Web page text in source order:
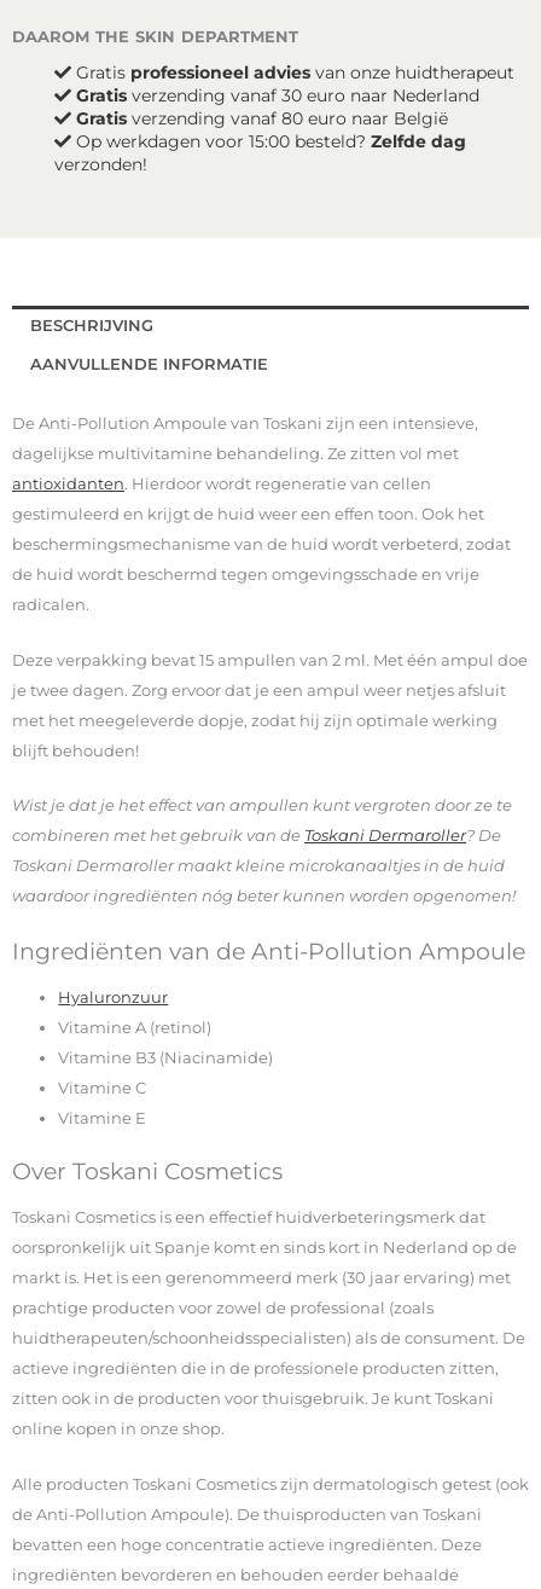
daarom the skin department
Gratis professioneel advies van onze huidtherapeut
Gratis verzending vanaf 30 euro naar Nederland
Gratis verzending vanaf 80 euro naar België
Op werkdagen voor 15:00 besteld? Zelfde dag
verzonden!
BESCHRIJVING
AANVULLENDE INFORMATIE
De Anti-Pollution Ampoule van Toskani zijn een intensieve,
dagelijkse multivitamine behandeling. Ze zitten vol met
antioxidanten. Hierdoor wordt regeneratie van cellen
gestimuleerd en krijgt de huid weer een effen toon. Ook het
beschermingsmechanisme van de huid wordt verbeterd, zodat
de huid wordt beschermd tegen omgevingsschade en vrije
radicalen.
Deze verpakking bevat 15 ampullen van 2 ml. Met één ampul doe
je twee dagen. Zorg ervoor dat je een ampul weer netjes afsluit
met het meegeleverde dopje, zodat hij zijn optimale werking
blijft behouden!
Wist je dat je het effect van ampullen kunt vergroten door ze te
combineren met het gebruik van de Toskani Dermaroller? De
Toskani Dermaroller maakt kleine microkanaaltjes in de huid
waardoor ingrediënten nóg beter kunnen worden opgenomen!
Ingrediënten van de Anti-Pollution Ampoule
Hyaluronzuur
Vitamine A (retinol)
Vitamine B3 (Niacinamide)
Vitamine C
Vitamine E
Over Toskani Cosmetics
Toskani Cosmetics is een effectief huidverbeteringsmerk dat
oorspronkelijk uit Spanje komt en sinds kort in Nederland op de
markt is. Het is een gerenommeerd merk (30 jaar ervaring) met
prachtige producten voor zowel de professional (zoals
huidtherapeuten/schoonheidsspecialisten) als de consument. De
actieve ingrediënten die in de professionele producten zitten,
zitten ook in de producten voor thuisgebruik. Je kunt Toskani
online kopen in onze shop.
Alle producten Toskani Cosmetics zijn dermatologisch getest (ook
de Anti-Pollution Ampoule). De thuisproducten van Toskani
bevatten een hoge concentratie actieve ingrediënten. Deze
ingrediënten bevorderen en behouden eerder behaalde